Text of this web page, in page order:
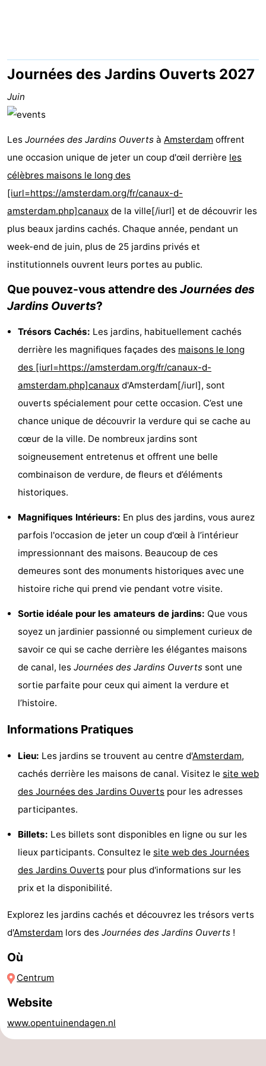
Het
Amsterdamse
Bos
Spaarnwoude
Hôtels
Last
Attractions
Choses
à
Lieux
Musées
-
Monuments
-
Églises
-
Points
de
vue
Attractions
Croisières
Experiences
Villages
villes
Visites
guidées
Sports
Faire
Randonnée
Divertissement
Nocturne
Aliments
Boissons
Shopping
Marchés
Grands
Faire
vélo
Événements
Spécial
Canaux
Capitale
Ville
de
diamant
Places
dans
Parcs
Parties
Journées des Jardins Ouverts 2027
Juin
Les Journées des Jardins Ouverts à Amsterdam offrent
une occasion unique de jeter un coup d'œil derrière les
célèbres maisons le long des
[iurl=https://amsterdam.org/fr/canaux-d-
amsterdam.php]canaux de la ville[/iurl] et de découvrir les
plus beaux jardins cachés. Chaque année, pendant un
week-end de juin, plus de 25 jardins privés et
institutionnels ouvrent leurs portes au public.
Que pouvez-vous attendre des Journées des
Jardins Ouverts?
Trésors Cachés: Les jardins, habituellement cachés
derrière les magnifiques façades des maisons le long
des [iurl=https://amsterdam.org/fr/canaux-d-
amsterdam.php]canaux d'Amsterdam[/iurl], sont
ouverts spécialement pour cette occasion. C’est une
chance unique de découvrir la verdure qui se cache au
cœur de la ville. De nombreux jardins sont
soigneusement entretenus et offrent une belle
combinaison de verdure, de fleurs et d’éléments
historiques.
Magnifiques Intérieurs: En plus des jardins, vous aurez
parfois l'occasion de jeter un coup d'œil à l’intérieur
impressionnant des maisons. Beaucoup de ces
demeures sont des monuments historiques avec une
histoire riche qui prend vie pendant votre visite.
Sortie idéale pour les amateurs de jardins: Que vous
soyez un jardinier passionné ou simplement curieux de
savoir ce qui se cache derrière les élégantes maisons
de canal, les Journées des Jardins Ouverts sont une
sortie parfaite pour ceux qui aiment la verdure et
l’histoire.
Informations Pratiques
Lieu: Les jardins se trouvent au centre d'Amsterdam,
cachés derrière les maisons de canal. Visitez le site web
des Journées des Jardins Ouverts pour les adresses
participantes.
Billets: Les billets sont disponibles en ligne ou sur les
lieux participants. Consultez le site web des Journées
des Jardins Ouverts pour plus d'informations sur les
prix et la disponibilité.
Explorez les jardins cachés et découvrez les trésors verts
d'Amsterdam lors des Journées des Jardins Ouverts !
Où
Centrum
Website
www.opentuinendagen.nl